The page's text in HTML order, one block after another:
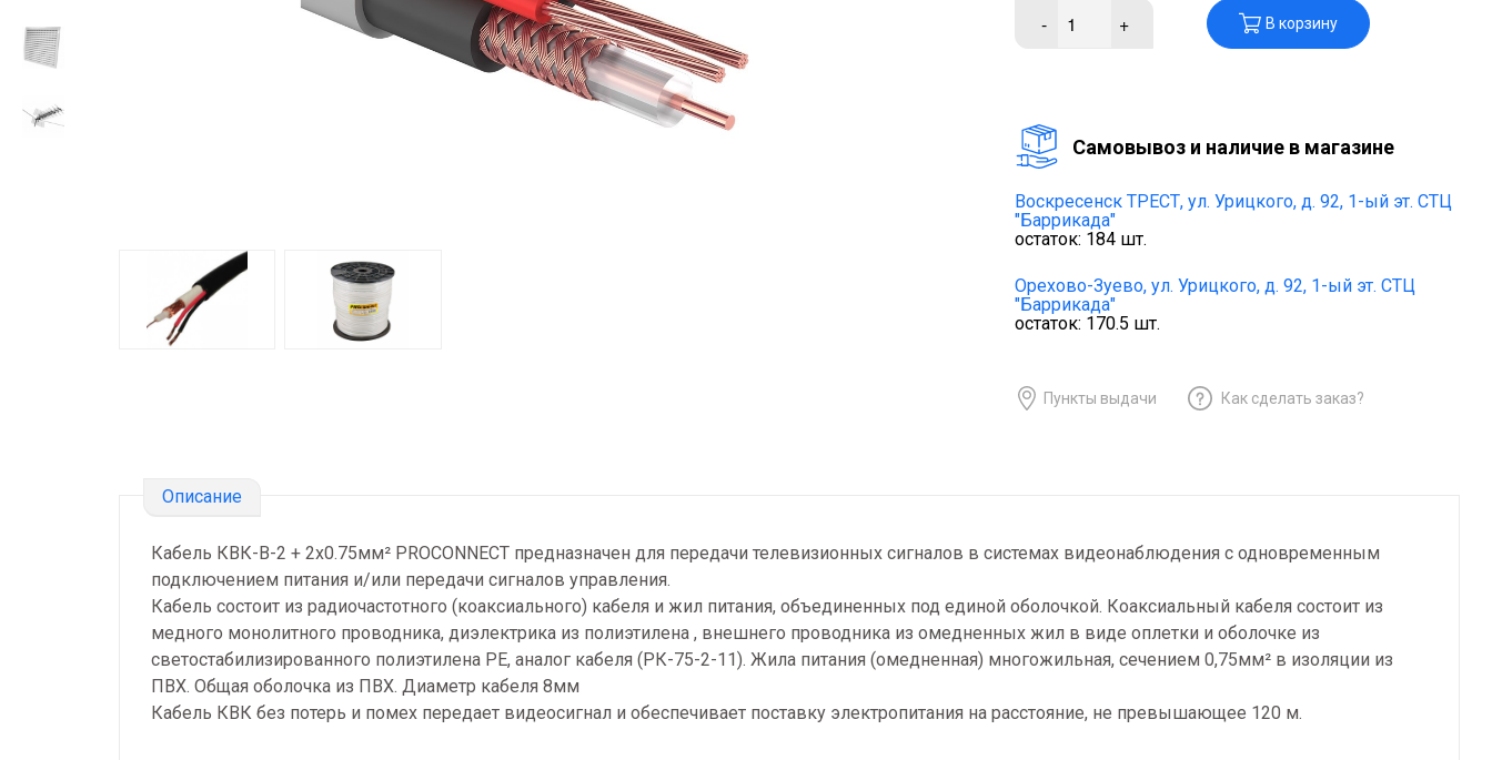
- + В корзину
Cамовывоз и наличие в магазине
Воскресенск ТРЕСТ, ул. Урицкого, д. 92, 1-ый эт. СТЦ
"Баррикада"
остаток: 184 шт.
Орехово-Зуево, ул. Урицкого, д. 92, 1-ый эт. СТЦ
"Баррикада"
остаток: 170.5 шт.
Пункты выдачи Как сделать заказ?
Описание
Кабель КВК-В-2 + 2х0.75мм² PROCONNECT предназначен для передачи телевизионных сигналов в системах видеонаблюдения с одновременным
подключением питания и/или передачи сигналов управления.
Кабель состоит из радиочастотного (коаксиального) кабеля и жил питания, объединенных под единой оболочкой. Коаксиальный кабеля состоит из
медного монолитного проводника, диэлектрика из полиэтилена , внешнего проводника из омедненных жил в виде оплетки и оболочке из
светостабилизированного полиэтилена PE, аналог кабеля (РК-75-2-11). Жила питания (омедненная) многожильная, сечением 0,75мм² в изоляции из
ПВХ. Общая оболочка из ПВХ. Диаметр кабеля 8мм
Кабель КВК без потерь и помех передает видеосигнал и обеспечивает поставку электропитания на расстояние, не превышающее 120 м.